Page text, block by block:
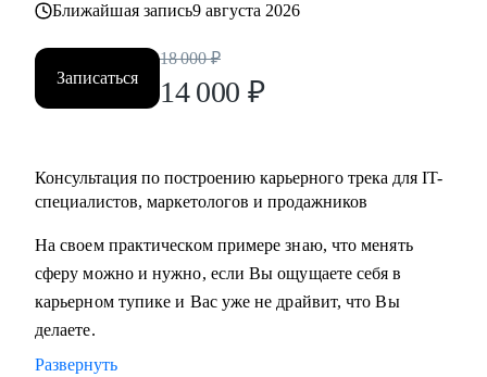
Ближайшая запись9 августа 2026
Записаться
18 000 ₽
14 000 ₽
Консультация по построению карьерного трека для IT-
специалистов, маркетологов и продажников
На своем практическом примере знаю, что менять
сферу можно и нужно, если Вы ощущаете себя в
карьерном тупике и Вас уже не драйвит, что Вы
делаете.
Развернуть